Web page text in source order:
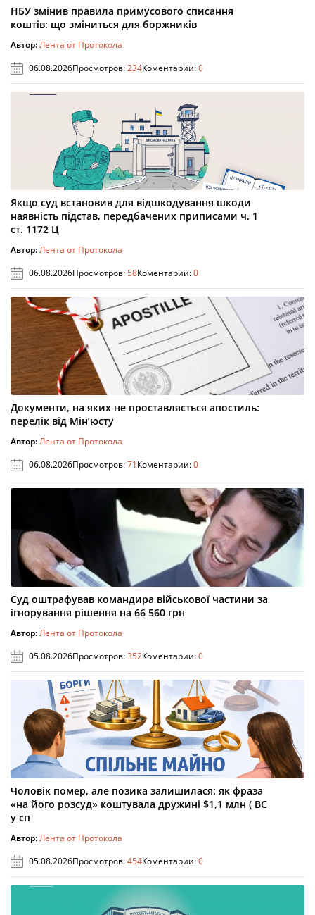
НБУ змінив правила примусового списання
коштів: що зміниться для боржників
Автор:Лента от Протокола
06.08.2026Просмотров:234Коментарии:0
Якщо суд встановив для відшкодування шкоди
наявність підстав, передбачених приписами ч. 1
ст. 1172 Ц
Автор:Лента от Протокола
06.08.2026Просмотров:58Коментарии:0
Документи, на яких не проставляється апостиль:
перелік від Мін’юсту
Автор:Лента от Протокола
06.08.2026Просмотров:71Коментарии:0
Суд оштрафував командира військової частини за
ігнорування рішення на 66 560 грн
Автор:Лента от Протокола
05.08.2026Просмотров:352Коментарии:0
Чоловік помер, але позика залишилася: як фраза
«на його розсуд» коштувала дружині $1,1 млн ( ВС
у сп
Автор:Лента от Протокола
05.08.2026Просмотров:454Коментарии:0